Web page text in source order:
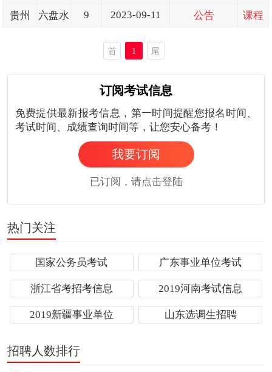
贵州 六盘水 9 2023-09-11 公告 课程
首
1
尾
订阅考试信息
免费提供最新报考信息，第一时间提醒您报名时间、
考试时间、成绩查询时间等，让您安心备考！
我要订阅
已订阅，请点击登陆
热门关注
国家公务员考试 广东事业单位考试
浙江省考招考信息 2019河南考试信息
2019新疆事业单位 山东选调生招聘
招聘人数排行